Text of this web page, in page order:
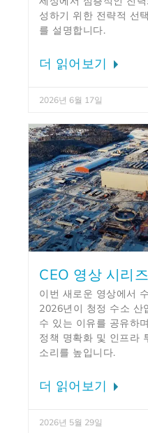
성하기 위한 전략적 선
를 설명합니다.
더 읽어보기
2026년 6월 17일
CEO 영상 시리
이번 새로운 영상에서
2026년이 청정 수소 산
수 있는 이유를 공유하
정책 명확화 및 인프라
소리를 높입니다.
더 읽어보기
2026년 5월 29일